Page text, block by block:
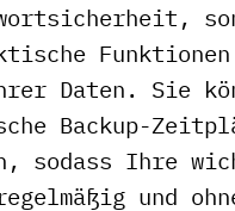
Daten. Sie
Backup-
sodass Ihre
und